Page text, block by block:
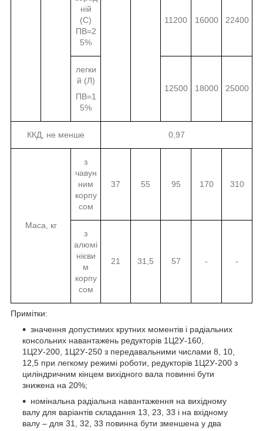
ній
(С)
ПВ=2
5%
11200 16000 22400
легки
й (Л)
ПВ=1
5%
12500 18000 25000
ККД, не менше 0,97
Маса, кг
з
чавун
ним
корпу
сом
37 55 95 170 310
з
алюмі
нієви
м
корпу
сом
21 31,5 57 - -
Примітки:
значення допустимих крутних моментів і радіальних
консольних навантажень редукторів 1Ц2У-160,
1Ц2У-200, 1Ц2У-250 з передавальними числами 8, 10,
12,5 при легкому режимі роботи, редукторів 1Ц2У-200 з
циліндричним кінцем вихідного вала повинні бути
знижена на 20%;
номінальна радіальна навантаження на вихідному
валу для варіантів складання 13, 23, 33 і на вхідному
валу – для 31, 32, 33 повинна бути зменшена у два